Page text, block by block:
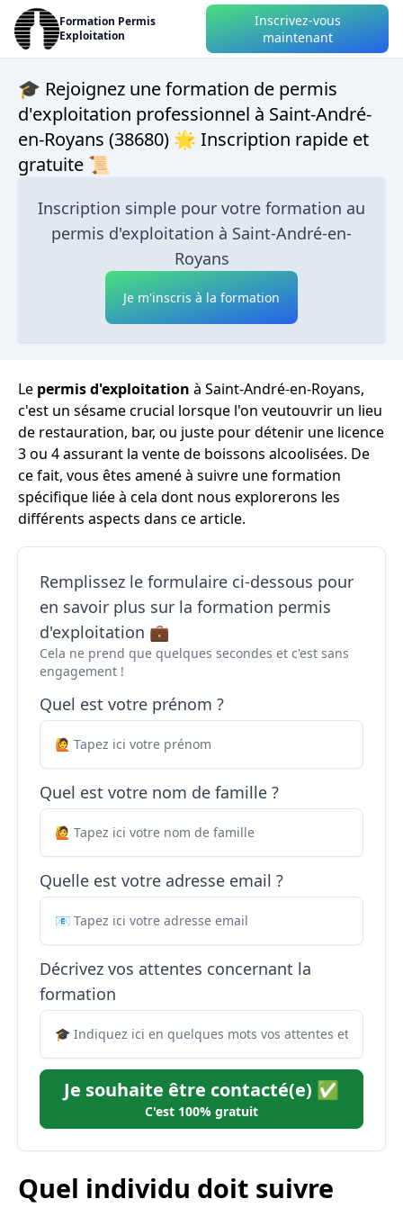
Formation Permis
Exploitation
Inscrivez-vous
maintenant
🎓 Rejoignez une formation de permis
d'exploitation professionnel à Saint-André-
en-Royans (38680) 🌟 Inscription rapide et
gratuite 📜
Inscription simple pour votre formation au
permis d'exploitation à Saint-André-en-
Royans
Je m'inscris à la formation
Le permis d'exploitation à Saint-André-en-Royans,
c'est un sésame crucial lorsque l'on veutouvrir un lieu
de restauration, bar, ou juste pour détenir une licence
3 ou 4 assurant la vente de boissons alcoolisées. De
ce fait, vous êtes amené à suivre une formation
spécifique liée à cela dont nous explorerons les
différents aspects dans ce article.
Remplissez le formulaire ci-dessous pour
en savoir plus sur la formation permis
d'exploitation 💼
Cela ne prend que quelques secondes et c'est sans
engagement !
Quel est votre prénom ?
Quel est votre nom de famille ?
Quelle est votre adresse email ?
Décrivez vos attentes concernant la
formation
Je souhaite être contacté(e) ✅
C'est 100% gratuit
Quel individu doit suivre